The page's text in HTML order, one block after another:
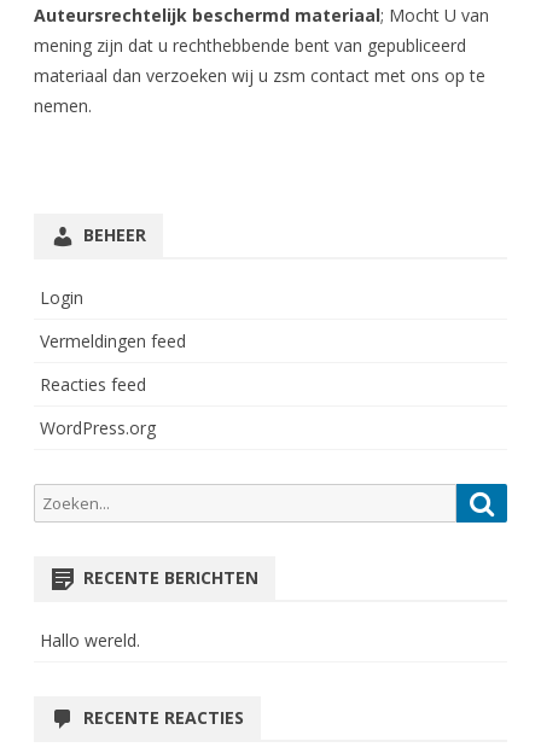
Auteursrechtelijk beschermd materiaal; Mocht U van
mening zijn dat u rechthebbende bent van gepubliceerd
materiaal dan verzoeken wij u zsm contact met ons op te
nemen.
BEHEER
Login
Vermeldingen feed
Reacties feed
WordPress.org
Zoeken
naar:
RECENTE BERICHTEN
Hallo wereld.
RECENTE REACTIES